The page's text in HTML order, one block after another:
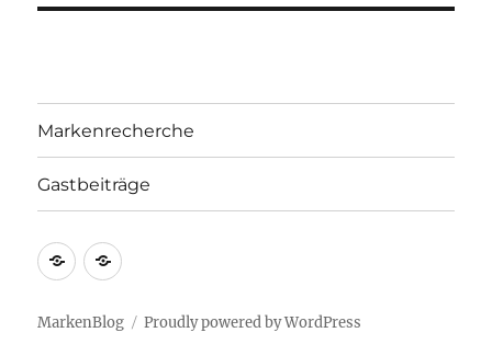
Markenrecherche
Gastbeiträge
Markenrecherche
Gastbeiträge
MarkenBlog Proudly powered by WordPress